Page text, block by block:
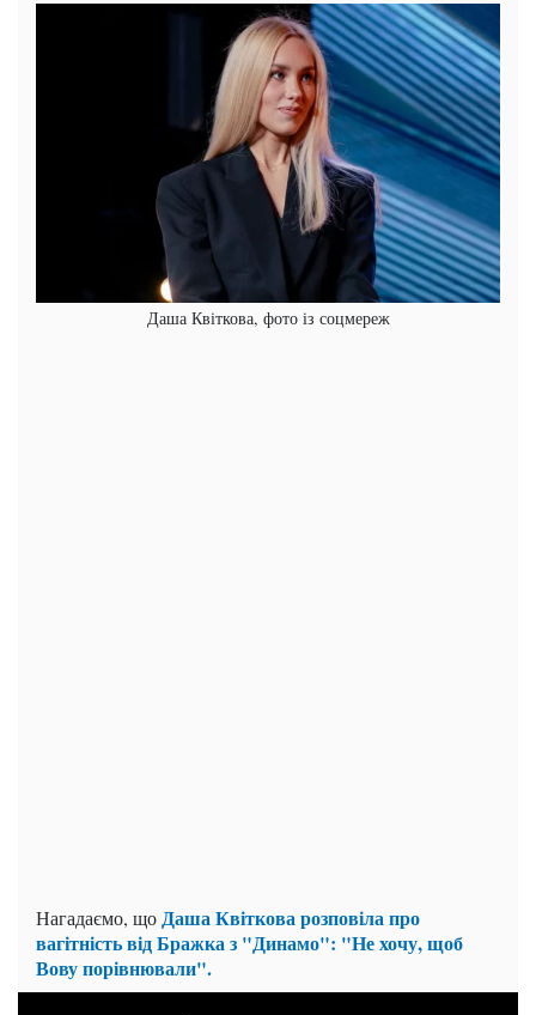
Даша Квіткова, фото із соцмереж
Нагадаємо, щоДаша Квіткова розповіла про
вагітність від Бражка з "Динамо": "Не хочу, щоб
Вову порівнювали".